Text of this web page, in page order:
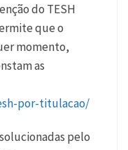
do TESH
que o
momento,
as
por-titulacao/
pelo